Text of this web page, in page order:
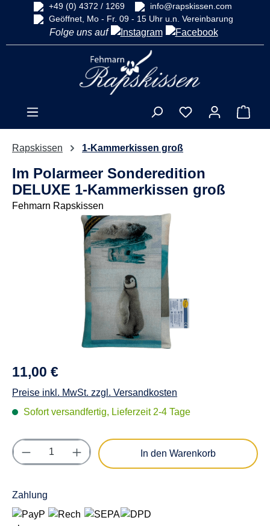
springen
+49 (0) 4372 / 1269
info@rapskissen.com
Geöffnet, Mo - Fr. 09 - 15 Uhr u.n. Vereinbarung
Folge uns auf
Rapskissen 1-Kammerkissen groß
Im Polarmeer Sonderedition
DELUXE 1-Kammerkissen groß
Fehmarn Rapskissen
Bildergalerie überspringen
11,00 €
Preise inkl. MwSt. zzgl. Versandkosten
Sofort versandfertig, Lieferzeit 2-4 Tage
Produkt Anzahl: Gib den gewünschten
In den Warenkorb
Zahlung